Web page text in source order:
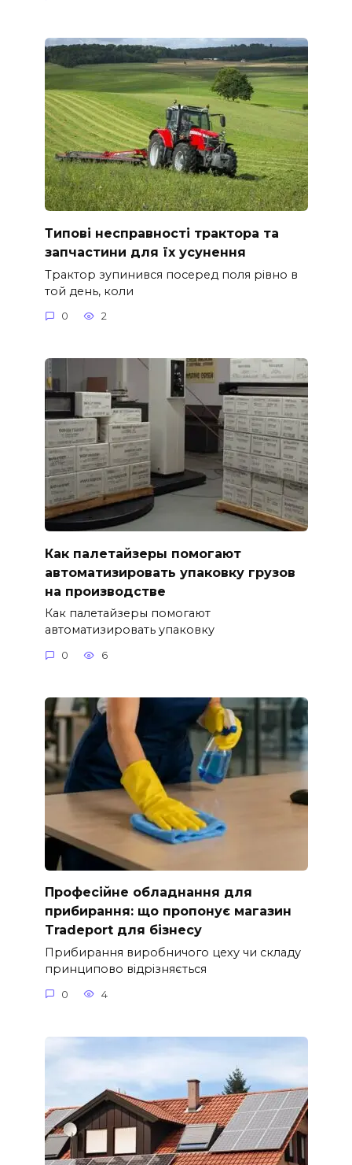
Типові несправності трактора та
запчастини для їх усунення
Трактор зупинився посеред поля рівно в
той день, коли
0 2
Как палетайзеры помогают
автоматизировать упаковку грузов
на производстве
Как палетайзеры помогают
автоматизировать упаковку
0 6
Професійне обладнання для
прибирання: що пропонує магазин
Tradeport для бізнесу
Прибирання виробничого цеху чи складу
принципово відрізняється
0 4